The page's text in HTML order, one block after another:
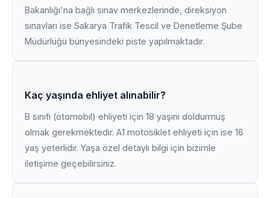
Bakanlığı'na bağlı sınav merkezlerinde, direksiyon
sınavları ise Sakarya Trafik Tescil ve Denetleme Şube
Müdürlüğü bünyesindeki piste yapılmaktadır.
Kaç yaşında ehliyet alınabilir?
B sınıfı (otomobil) ehliyeti için 18 yaşını doldurmuş
olmak gerekmektedir. A1 motosiklet ehliyeti için ise 16
yaş yeterlidir. Yaşa özel detaylı bilgi için bizimle
iletişime geçebilirsiniz.